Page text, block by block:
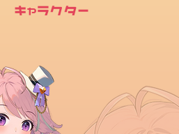
キャラクター